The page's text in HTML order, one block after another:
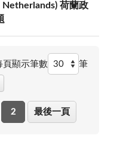
荷蘭政
頁顯示筆數 筆
2 最後一頁